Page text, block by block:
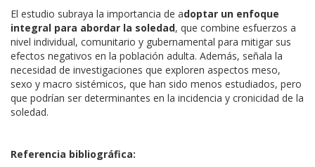
El estudio subraya la importancia de adoptar un enfoque
integral para abordar la soledad, que combine esfuerzos a
nivel individual, comunitario y gubernamental para mitigar sus
efectos negativos en la población adulta. Además, señala la
necesidad de investigaciones que exploren aspectos meso,
sexo y macro sistémicos, que han sido menos estudiados, pero
que podrían ser determinantes en la incidencia y cronicidad de la
soledad.
Referencia bibliográfica: